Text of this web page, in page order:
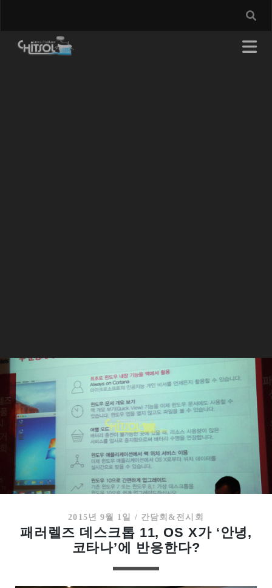
2015년 9월 1일 / 간담회&전시회
패러렐즈 데스크톱 11, OS X가 ‘안녕,
코타나’에 반응한다?